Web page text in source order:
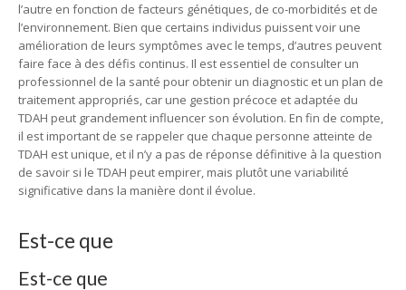
l’autre en fonction de facteurs génétiques, de co-morbidités et de
l’environnement. Bien que certains individus puissent voir une
amélioration de leurs symptômes avec le temps, d’autres peuvent
faire face à des défis continus. Il est essentiel de consulter un
professionnel de la santé pour obtenir un diagnostic et un plan de
traitement appropriés, car une gestion précoce et adaptée du
TDAH peut grandement influencer son évolution. En fin de compte,
il est important de se rappeler que chaque personne atteinte de
TDAH est unique, et il n’y a pas de réponse définitive à la question
de savoir si le TDAH peut empirer, mais plutôt une variabilité
significative dans la manière dont il évolue.
Est-ce que
Est-ce que